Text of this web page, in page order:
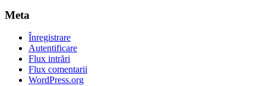
Meta
Înregistrare
Autentificare
Flux intrări
Flux comentarii
WordPress.org